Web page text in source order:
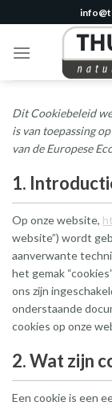
to
content
Dit Cookiebeleid
is van toepassing
van de Europese
1.
Op onze website,
website”) wordt
aanverwante
het gemak
ons zijn
onderstaande
cookies op onze
2. Wat zijn
Een cookie is een